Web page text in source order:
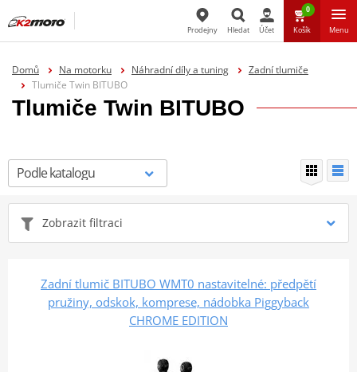
Hledat
Prodejny Hledat Účet
0
Košík Menu
Domů Na motorku Náhradní díly a tuning
Zadní tlumiče
Tlumiče Twin BITUBO
Tlumiče Twin BITUBO
Zobrazit filtraci
Zadní tlumič BITUBO WMT0 nastavitelné: předpětí
pružiny, odskok, komprese, nádobka Piggyback
CHROME EDITION